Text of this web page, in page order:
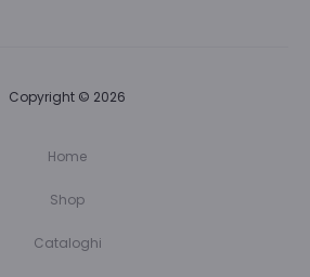
Copyright © 2026
Home
Shop
Cataloghi